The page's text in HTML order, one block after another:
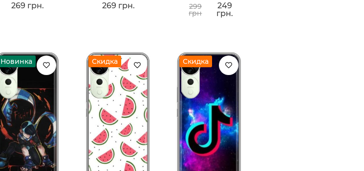
269 грн.
269 грн.
299
грн
249
грн.
Новинка Скидка Скидка